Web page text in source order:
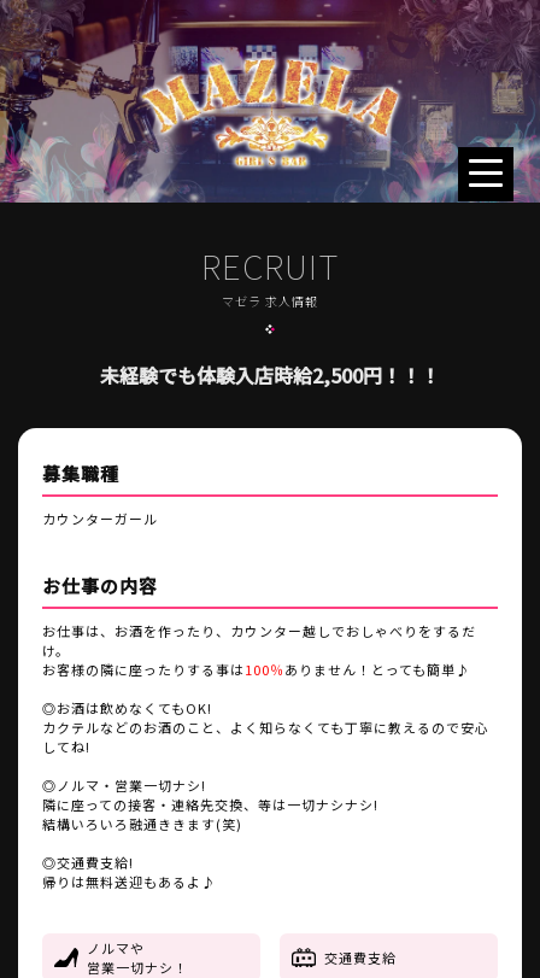
RECRUIT
マゼラ 求人情報
未経験でも体験入店時給2,500円！！！
募集職種
カウンターガール
お仕事の内容
お仕事は、お酒を作ったり、カウンター越しでおしゃべりをするだ
け。
お客様の隣に座ったりする事は100％ありません！ とっても簡単♪
◎お酒は飲めなくてもOK!
カクテルなどのお酒のこと、よく知らなくても丁寧に教えるので安心
してね!
◎ノルマ・営業一切ナシ!
隣に座っての接客・連絡先交換、等は一切ナシナシ!
結構いろいろ融通ききます(笑)
◎交通費支給!
帰りは無料送迎もあるよ♪
ノルマや
営業一切ナシ！
交通費支給